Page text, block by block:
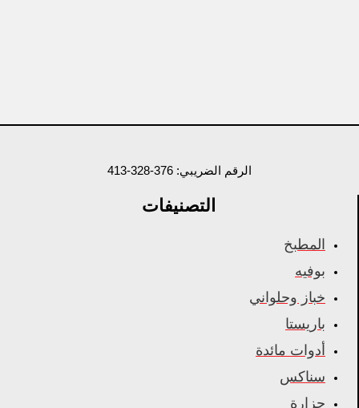
الرقم الضريبي: 376-328-413
التصنيفات
المطبخ
بوفيه
خباز وحلواني
باريستا
أدوات مائدة
سناكس
جزارة